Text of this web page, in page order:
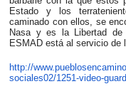
Estado y los
caminado con ellos, se
Nasa y es la Libertad de
ESMAD está al servicio de
http://
sociales02/1251-video-